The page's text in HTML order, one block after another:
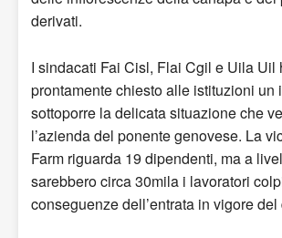
derivati.
I sindacati Fai Cisl, Flai Cgil e Uila Uil
prontamente chiesto alle istituzioni un
sottoporre la delicata situazione che
l’azienda del ponente genovese. La
Farm riguarda 19 dipendenti, ma a
sarebbero circa 30mila i lavoratori
conseguenze dell’entrata in vigore del